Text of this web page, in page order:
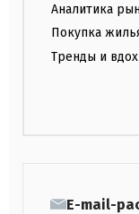
Аналитика
Покупка
Тренды и
E-mail-